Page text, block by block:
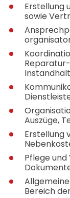
Erstellung
sowie
Auszüge,
Erstellung
Pflege
Bereich